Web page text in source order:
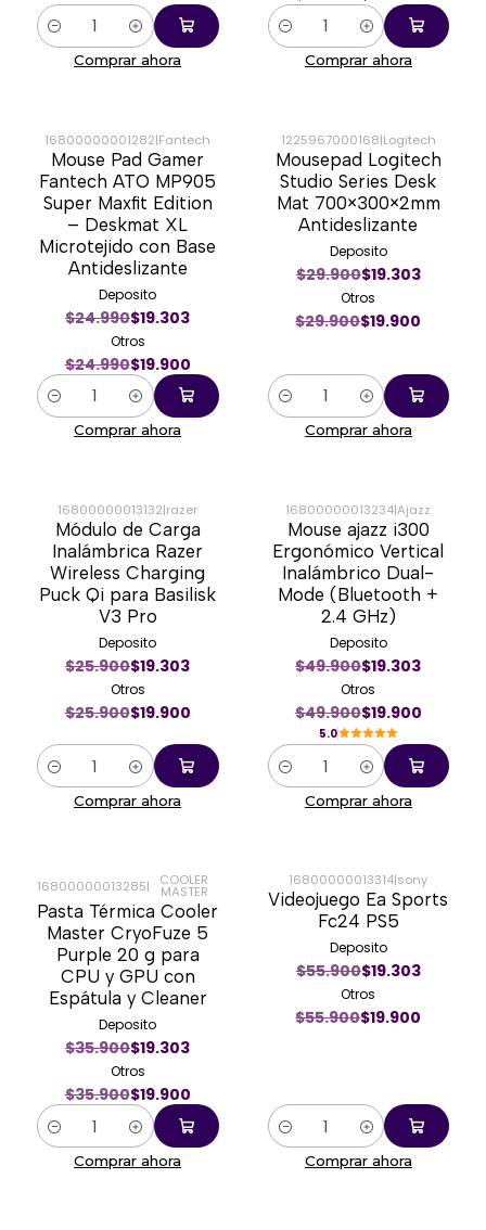
Cantidad
Comprar ahora
Cantidad
Comprar ahora
-20%
16800000001282|Fantech
Mouse Pad Gamer
Fantech ATO MP905
Super Maxfit Edition
– Deskmat XL
Microtejido con Base
Antideslizante
Deposito
$24.990$19.303
Otros
$24.990$19.900
Cantidad
Comprar ahora
-33%
1225967000168|Logitech
Mousepad Logitech
Studio Series Desk
Mat 700×300×2mm
Antideslizante
Deposito
$29.900$19.303
Otros
$29.900$19.900
Cantidad
Comprar ahora
-23%
16800000013132|razer
Módulo de Carga
Inalámbrica Razer
Wireless Charging
Puck Qi para Basilisk
V3 Pro
Deposito
$25.900$19.303
Otros
$25.900$19.900
Cantidad
Comprar ahora
-60%
16800000013234|Ajazz
Mouse ajazz i300
Ergonómico Vertical
Inalámbrico Dual-
Mode (Bluetooth +
2.4 GHz)
Deposito
$49.900$19.303
Otros
$49.900$19.900
5.0
Cantidad
Comprar ahora
-45%
16800000013285| COOLER
MASTER
Pasta Térmica Cooler
Master CryoFuze 5
Purple 20 g para
CPU y GPU con
Espátula y Cleaner
Deposito
$35.900$19.303
Otros
$35.900$19.900
Cantidad
Comprar ahora
-64%
16800000013314|sony
Videojuego Ea Sports
Fc24 PS5
Deposito
$55.900$19.303
Otros
$55.900$19.900
Cantidad
Comprar ahora